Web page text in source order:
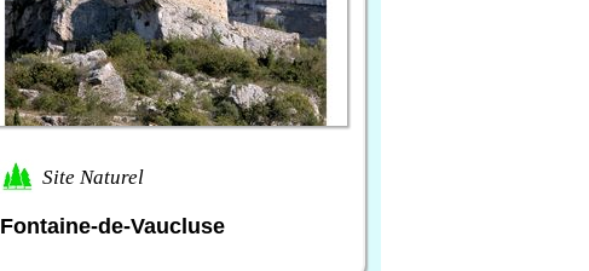
Site Naturel
Fontaine-de-Vaucluse